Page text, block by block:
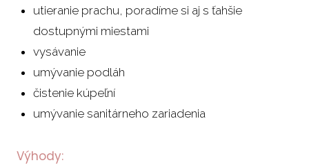
utieranie prachu, poradíme si aj s ťahšie
dostupnými miestami
vysávanie
umývanie podláh
čistenie kúpeľní
umývanie sanitárneho zariadenia
Výhody: